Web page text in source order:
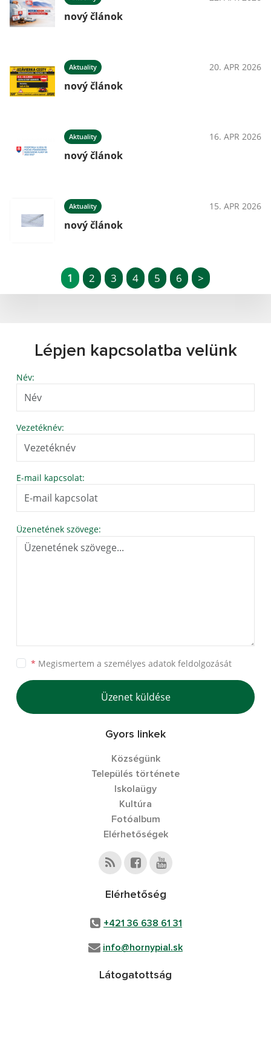
nový článok
Aktuality 20. APR 2026
nový článok
Aktuality 16. APR 2026
nový článok
Aktuality 15. APR 2026
nový článok
1 2 3 4 5 6 >
Lépjen kapcsolatba velünk
Név:
Vezetéknév:
E-mail kapcsolat:
Üzenetének szövege:
* Megismertem a személyes adatok feldolgozását
Üzenet küldése
Gyors linkek
Községünk
Település története
Iskolaügy
Kultúra
Fotóalbum
Elérhetőségek
Elérhetőség
+421 36 638 61 31
info@hornypial.sk
Látogatottság